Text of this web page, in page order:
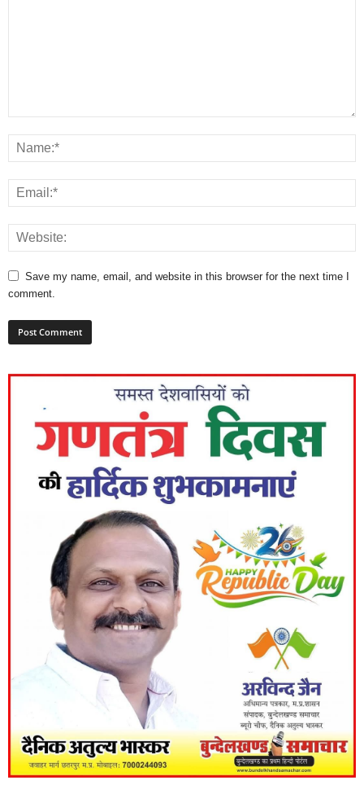
Save my name, email, and website in this browser for the next time I
comment.